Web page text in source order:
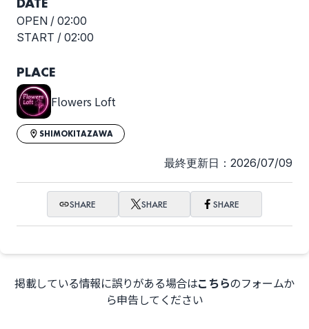
OPEN / 02:00
START / 02:00
PLACE
Flowers Loft
SHIMOKITAZAWA
最終更新日：2026/07/09
SHARE SHARE SHARE
掲載している情報に誤りがある場合はこちらのフォームか
ら申告してください